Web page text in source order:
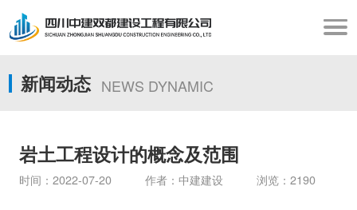
新闻动态 NEWS DYNAMIC
岩土工程设计的概念及范围
时间：2022-07-20 作者：中建建设 浏览：2190